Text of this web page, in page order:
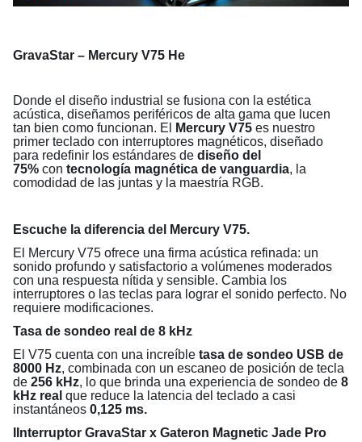
GravaStar – Mercury V75 He
Donde el diseño industrial se fusiona con la estética
acústica, diseñamos periféricos de alta gama que lucen
tan bien como funcionan. El
Mercury V75 es nuestro
primer teclado con interruptores magnéticos, diseñado
para redefinir los estándares de diseño del
75% con tecnología magnética de vanguardia, la
comodidad de las juntas y la maestría RGB.
Escuche la diferencia del Mercury V75.
El Mercury V75 ofrece una firma acústica refinada: un
sonido profundo y satisfactorio a volúmenes moderados
con una respuesta nítida y sensible. Cambia los
interruptores o las teclas para lograr el sonido perfecto. No
requiere modificaciones.
Tasa de sondeo real de 8 kHz
El V75 cuenta con una increíble tasa de sondeo USB de
8000 Hz, combinada con un escaneo de posición de tecla
de 256 kHz, lo que brinda una experiencia de sondeo de 8
kHz real que reduce la latencia del teclado a casi
instantáneos 0,125 ms.
Interruptor GravaStar x Gateron Magnetic Jade Pro